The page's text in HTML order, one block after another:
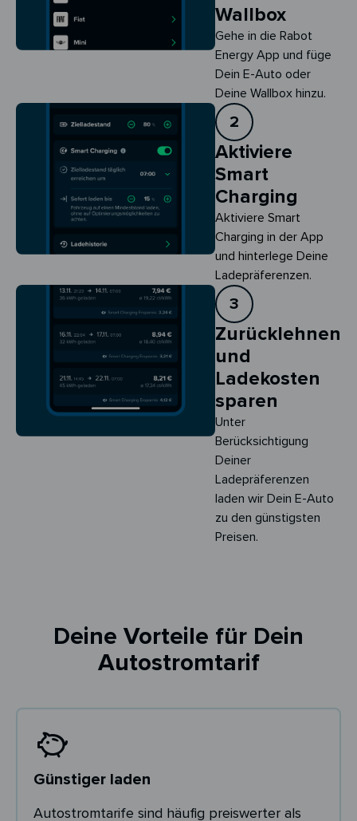
Wallbox
Gehe in die Rabot
Energy App und füge
Dein E-Auto oder
Deine Wallbox hinzu.
2
Aktiviere
Smart
Charging
Aktiviere Smart
Charging in der App
und hinterlege Deine
Ladepräferenzen.
3
Zurücklehnen
und
Ladekosten
sparen
Unter
Berücksichtigung
Deiner
Ladepräferenzen
laden wir Dein E-Auto
zu den günstigsten
Preisen.
Deine Vorteile für Dein
Autostromtarif
Günstiger laden
Autostromtarife sind häufig preiswerter als